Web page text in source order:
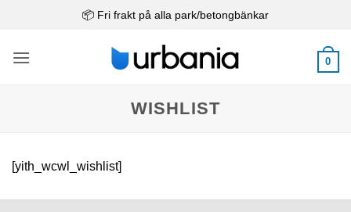
📦 Fri frakt på alla park/betongbänkar
0
WISHLIST
[yith_wcwl_wishlist]